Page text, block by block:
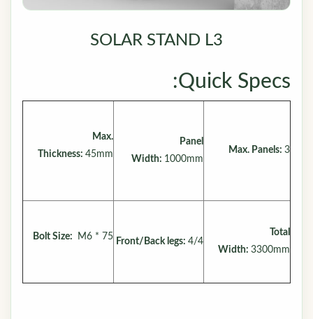
SOLAR STAND L3
Quick Specs:
Max. Panels: 3
Panel
Width: 1000mm
Max.
Thickness: 45mm
Total
Width: 3300mm
Front/Back legs: 4/4
Bolt Size: M6 * 75